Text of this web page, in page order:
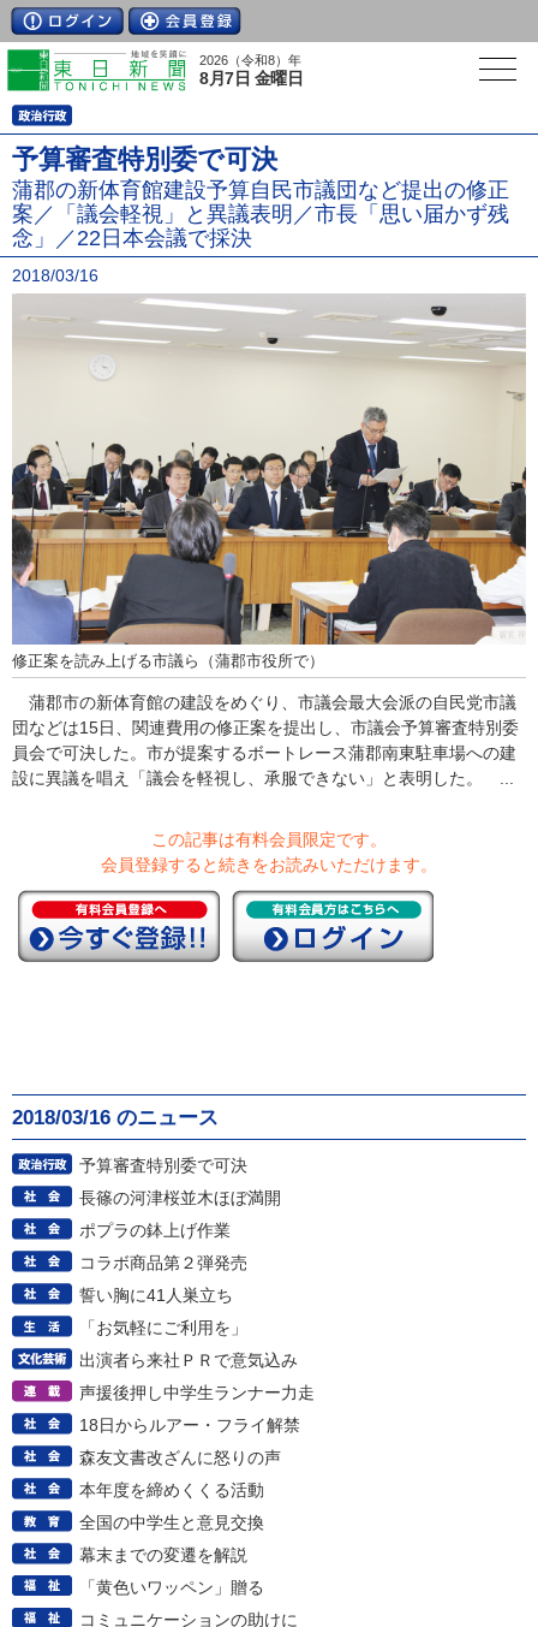
2026（令和8）年
8月7日 金曜日
予算審査特別委で可決
蒲郡の新体育館建設予算自民市議団など提出の修正
案／「議会軽視」と異議表明／市長「思い届かず残
念」／22日本会議で採決
2018/03/16
修正案を読み上げる市議ら（蒲郡市役所で）
蒲郡市の新体育館の建設をめぐり、市議会最大会派の自民党市議
団などは15日、関連費用の修正案を提出し、市議会予算審査特別委
員会で可決した。市が提案するボートレース蒲郡南東駐車場への建
設に異議を唱え「議会を軽視し、承服できない」と表明した。 ...
この記事は有料会員限定です。
会員登録すると続きをお読みいただけます。
2018/03/16 のニュース
予算審査特別委で可決
長篠の河津桜並木ほぼ満開
ポプラの鉢上げ作業
コラボ商品第２弾発売
誓い胸に41人巣立ち
「お気軽にご利用を」
出演者ら来社ＰＲで意気込み
声援後押し中学生ランナー力走
18日からルアー・フライ解禁
森友文書改ざんに怒りの声
本年度を締めくくる活動
全国の中学生と意見交換
幕末までの変遷を解説
「黄色いワッペン」贈る
コミュニケーションの助けに